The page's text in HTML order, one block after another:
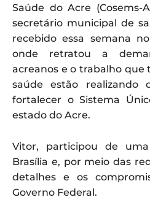
Saúde do Acre (Cosems-
secretário municipal de
recebido essa semana
onde retratou a
acreanos e o trabalho que
saúde estão realizando
fortalecer o Sistema
estado do Acre.
Vitor, participou de
Brasília e, por meio das
detalhes e os
Governo Federal.